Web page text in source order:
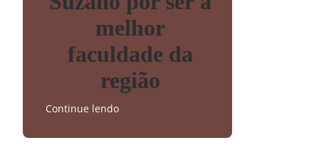
melhor
faculdade da
região
Continue lendo